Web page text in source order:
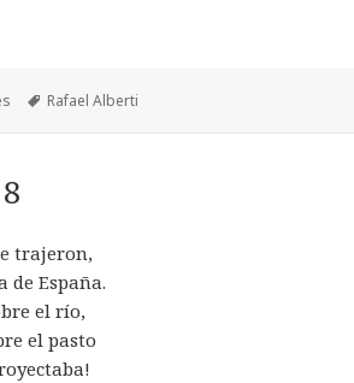
Etiquetas
Rafael Alberti
trajeron,
de España.
el río,
el pasto